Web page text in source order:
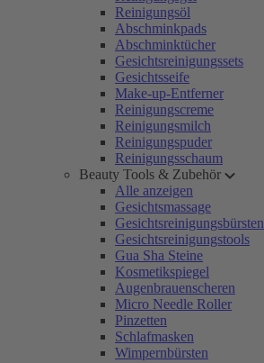
Reinigungsöl
Abschminkpads
Abschminktücher
Gesichtsreinigungssets
Gesichtsseife
Make-up-Entferner
Reinigungscreme
Reinigungsmilch
Reinigungspuder
Reinigungsschaum
Beauty Tools & Zubehör
Alle anzeigen
Gesichtsmassage
Gesichtsreinigungsbürsten
Gesichtsreinigungstools
Gua Sha Steine
Kosmetikspiegel
Augenbrauenscheren
Micro Needle Roller
Pinzetten
Schlafmasken
Wimpernbürsten